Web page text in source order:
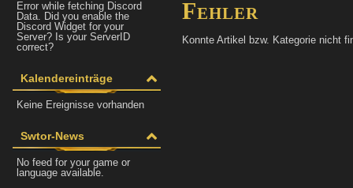
Error while fetching Discord
Data. Did you enable the
Discord Widget for your
Server? Is your ServerID
correct?
Kalendereinträge
Keine Ereignisse vorhanden
Swtor-News
No feed for your game or
language available.
Fehler
Konnte Artikel bzw. Kategorie nicht